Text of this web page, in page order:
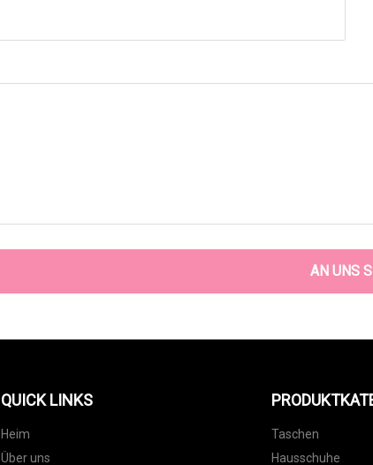
AN UNS
QUICK LINKS
Heim
Über uns
Taschen
Hausschuhe